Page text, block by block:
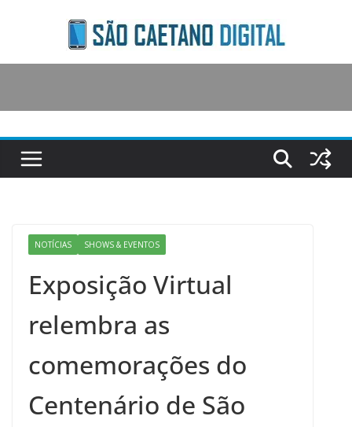
content
NOTÍCIAS SHOWS & EVENTOS
Exposição Virtual
relembra as
comemorações do
Centenário de São